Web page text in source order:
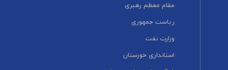
مقام معظم رهبری
ریاست جمهوری
وزارت نفت
استانداری خوزستان